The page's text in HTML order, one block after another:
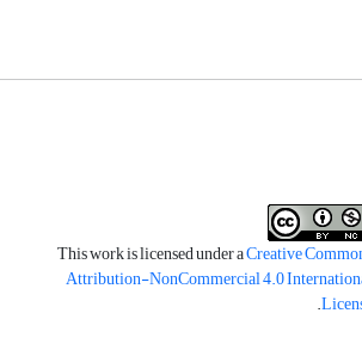
This work is licensed under aCreative
Attribution-NonCommercial 4.0
.